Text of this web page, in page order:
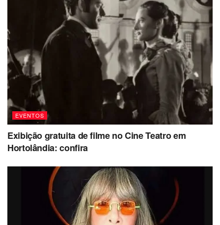
EVENTOS
Exibição gratuita de filme no Cine Teatro em
Hortolândia: confira